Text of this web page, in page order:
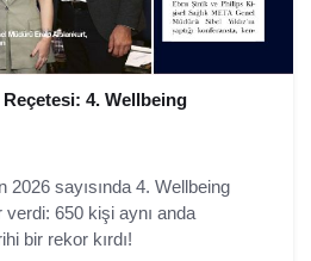
4. Wellbeing
sayısında 4. Wellbeing
650 kişi aynı anda
bir rekor kırdı!